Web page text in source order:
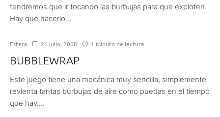
tendremos que ir tocando las burbujas para que exploten.
Hay que hacerlo...
Esfera 21 julio, 2008 1 Minuto de lectura
BUBBLEWRAP
Este juego tiene una mecánica muy sencilla, simplemente
revienta tantas burbujas de aire como puedas en el tiempo
que hay....